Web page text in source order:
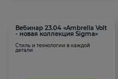
Вебинар 23.04 «Ambrella Volt
- новая коллекция Sigma»
Стиль и технологии в каждой
детали